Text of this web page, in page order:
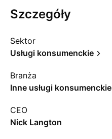
Szczegóły
Sektor
Usługi konsumenckie
Branża
Inne usługi konsumenckie
CEO
Nick Langton